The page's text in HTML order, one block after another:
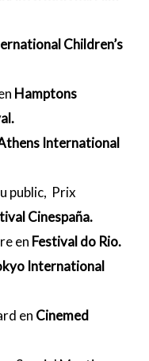
Children’s
Hamptons
International
public, Prix
Cinespaña.
en Festival do Rio.
International
en Cinemed